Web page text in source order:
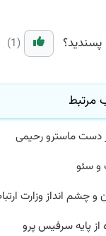
دست ماسترو رحیمی
سئو
و چشم انداز وزارت
پایه سرفیس پرو